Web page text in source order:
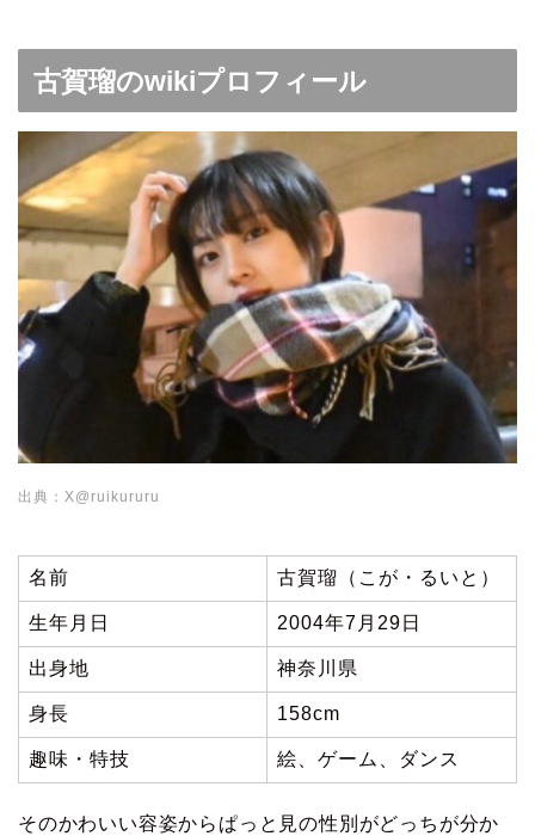
古賀瑠のwikiプロフィール
出典：X@ruikururu
名前 古賀瑠（こが・るいと）
生年月日 2004年7月29日
出身地 神奈川県
身長 158cm
趣味・特技 絵、ゲーム、ダンス
そのかわいい容姿からぱっと見の性別がどっちが分か